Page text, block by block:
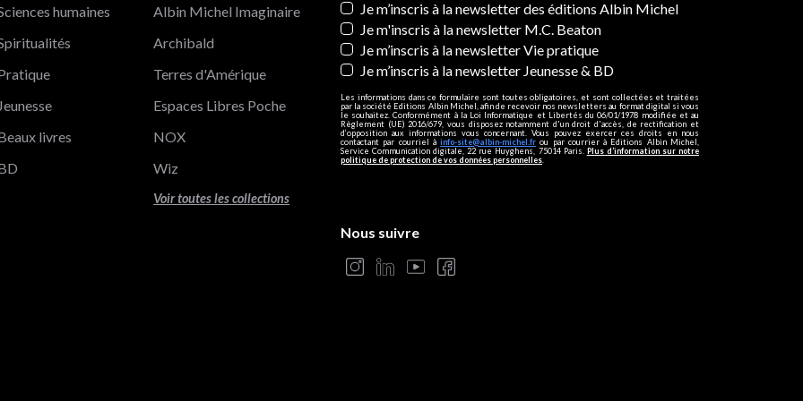
de confidentialité, en garantissant la conformité avec les réglementations. Personnalisez vos préférences pour
Newsletters
Je m’inscris à la newsletter des éditions Albin Michel
Je m'inscris à la newsletter M.C. Beaton
Je m’inscris à la newsletter Vie pratique
Je m’inscris à la newsletter Jeunesse & BD
Les informations dans ce formulaire sont toutes obligatoires, et sont collectées et traitées
par la société Editions Albin Michel, afin de recevoir nos newsletters au format digital si vous
le souhaitez. Conformément à la Loi Informatique et Libertés du 06/01/1978 modifiée et au
Règlement (UE) 2016/679, vous disposez notamment d'un droit d'accès, de rectification et
d’opposition aux informations vous concernant. Vous pouvez exercer ces droits en nous
contactant par courriel àinfo-site@albin-michel.fr ou par courrier à Editions Albin Michel,
Service Communication digitale, 22 rue Huyghens, 75014 Paris. Plus d’information sur notre
politique de protection de vos données personnelles
humaines
Jeunesse
livres
Albin Michel Imaginaire
Archibald
Terres d'Amérique
Espaces Libres Poche
NOX
Wiz
Voir toutes les collections
Nous suivre